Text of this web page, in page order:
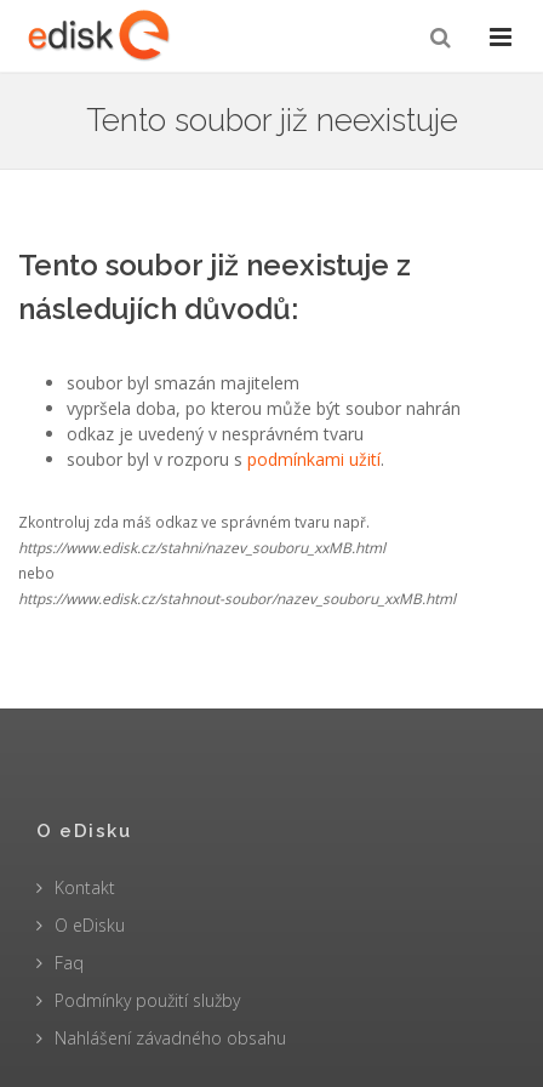
Tento soubor již neexistuje
Tento soubor již neexistuje z
následujích důvodů:
soubor byl smazán majitelem
vypršela doba, po kterou může být soubor nahrán
odkaz je uvedený v nesprávném tvaru
soubor byl v rozporu s podmínkami užití.
Zkontroluj zda máš odkaz ve správném tvaru např.
https://www.edisk.cz/stahni/nazev_souboru_xxMB.html
nebo
https://www.edisk.cz/stahnout-soubor/nazev_souboru_xxMB.html
O eDisku
Kontakt
O eDisku
Faq
Podmínky použití služby
Nahlášení závadného obsahu